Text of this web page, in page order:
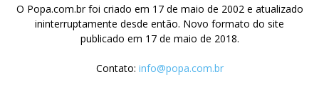
O Popa.com.br foi criado em 17 de maio de 2002 e atualizado
ininterruptamente desde então. Novo formato do site
publicado em 17 de maio de 2018.
Contato: info@popa.com.br